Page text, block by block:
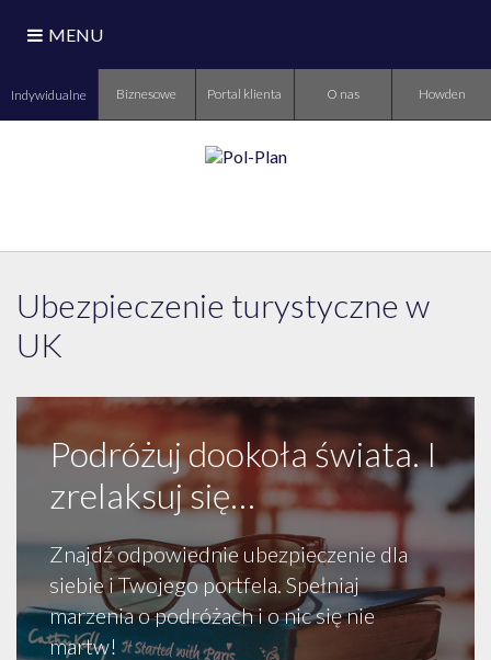
MENU
Indywidualne Biznesowe Portal klienta O nas Howden
Ubezpieczenie turystyczne w
UK
Podróżuj dookoła świata. I
zrelaksuj się…
Znajdź odpowiednie ubezpieczenie dla
siebie i Twojego portfela. Spełniaj
marzenia o podróżach i o nic się nie
martw!